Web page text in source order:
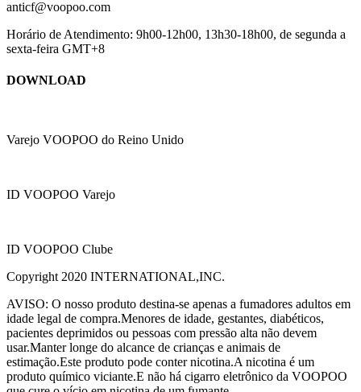
anticf@voopoo.com
Horário de Atendimento: 9h00-12h00, 13h30-18h00, de segunda a
sexta-feira GMT+8
DOWNLOAD
Varejo VOOPOO do Reino Unido
ID VOOPOO Varejo
ID VOOPOO Clube
Copyright 2020 INTERNATIONAL,INC.
AVISO: O nosso produto destina-se apenas a fumadores adultos em
idade legal de compra.Menores de idade, gestantes, diabéticos,
pacientes deprimidos ou pessoas com pressão alta não devem
usar.Manter longe do alcance de crianças e animais de
estimação.Este produto pode conter nicotina.A nicotina é um
produto químico viciante.E não há cigarro eletrônico da VOOPOO